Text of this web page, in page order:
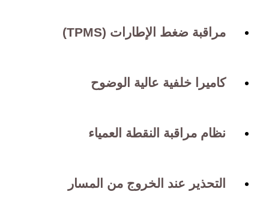
مراقبة ضغط الإطارات (TPMS)
كاميرا خلفية عالية الوضوح
نظام مراقبة النقطة العمياء
التحذير عند الخروج من المسار